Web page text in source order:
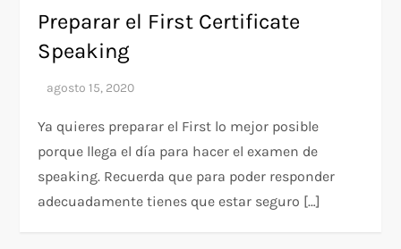
Preparar el First Certificate
Speaking
Ya quieres preparar el First lo mejor posible
porque llega el día para hacer el examen de
speaking. Recuerda que para poder responder
adecuadamente tienes que estar seguro […]